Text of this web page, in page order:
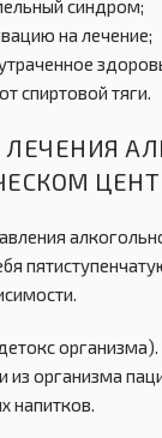
синдром;
на лечение;
спиртовой тяги.
из организма
напитков.